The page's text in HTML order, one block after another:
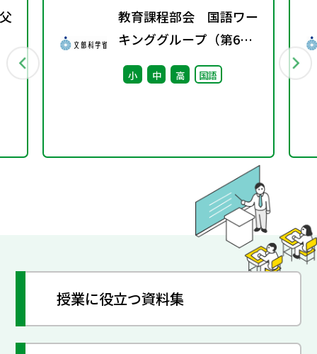
教育課程部会 国語ワー
キンググループ（第6
回） 配付資料
小 中 高 国語
授業に役立つ資料集